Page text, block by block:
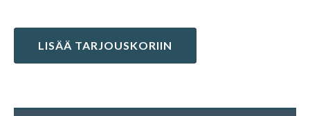
LISÄÄ TARJOUSKORIIN